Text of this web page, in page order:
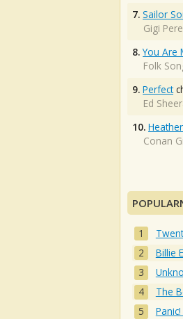
7. Sailor
Gigi
8. You Are
Folk
9. Perfect
Ed
10. Heather
Conan
Billie
The